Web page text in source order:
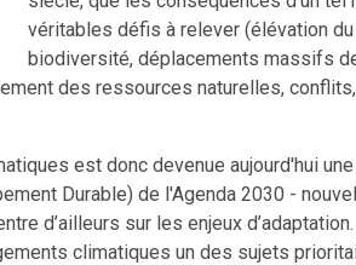
véritables défis à relever (élévation
biodiversité, déplacements massifs
des ressources naturelles, conflits,
est donc devenue aujourd'hui
Durable) de l'Agenda 2030 -
d’ailleurs sur les enjeux
climatiques un des sujets